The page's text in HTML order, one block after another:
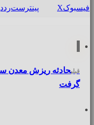
فیسبوکX پینترست
قبلیحادثه ریزش معدن
گرفت